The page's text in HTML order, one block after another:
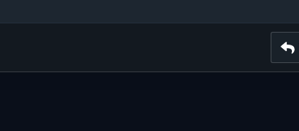
Başlık 3